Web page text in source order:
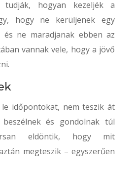
hogyan kezeljék a
hogy ne kerüljenek egy
és ne maradjanak ebben az
vannak vele, hogy a jövő
le időpontokat, nem teszik át
és gondolnak túl
eldöntik, hogy mit
megteszik – egyszerűen